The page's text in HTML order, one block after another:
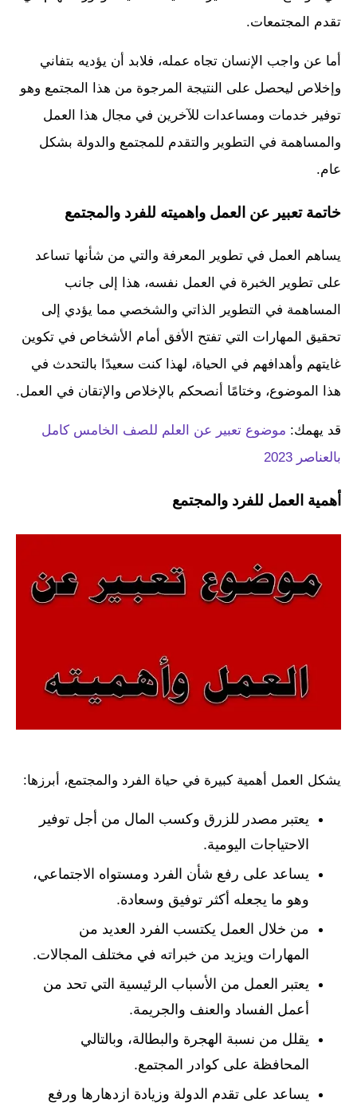
تقدم المجتمعات.
أما عن واجب الإنسان تجاه عمله، فلابد أن يؤديه بتفاني
وإخلاص ليحصل على النتيجة المرجوة من هذا المجتمع وهو
توفير خدمات ومساعدات للآخرين في مجال هذا العمل
والمساهمة في التطوير والتقدم للمجتمع والدولة بشكل
عام.
خاتمة تعبير عن العمل واهميته للفرد والمجتمع
يساهم العمل في تطوير المعرفة والتي من شأنها تساعد
على تطوير الخبرة في العمل نفسه، هذا إلى جانب
المساهمة في التطوير الذاتي والشخصي مما يؤدي إلى
تحقيق المهارات التي تفتح الأفق أمام الأشخاص في تكوين
غايتهم وأهدافهم في الحياة، لهذا كنت سعيدًا بالتحدث في
هذا الموضوع، وختامًا أنصحكم بالإخلاص والإتقان في العمل.
قد يهمك: موضوع تعبير عن العلم للصف الخامس كامل
بالعناصر 2023
أهمية العمل للفرد والمجتمع
يشكل العمل أهمية كبيرة في حياة الفرد والمجتمع، أبرزها:
يعتبر مصدر للزرق وكسب المال من أجل توفير
الاحتياجات اليومية.
يساعد على رفع شأن الفرد ومستواه الاجتماعي،
وهو ما يجعله أكثر توفيق وسعادة.
من خلال العمل يكتسب الفرد العديد من
المهارات ويزيد من خبراته في مختلف المجالات.
يعتبر العمل من الأسباب الرئيسية التي تحد من
أعمل الفساد والعنف والجريمة.
يقلل من نسبة الهجرة والبطالة، وبالتالي
المحافظة على كوادر المجتمع.
يساعد على تقدم الدولة وزيادة ازدهارها ورفع